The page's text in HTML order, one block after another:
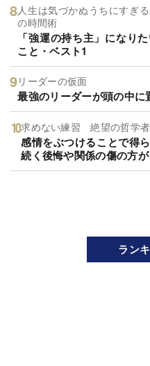
人生は気づかぬうちにすぎ
の時間術
「強運の持ち主」になり
こと・ベスト1
リーダーの仮面
最強のリーダーが頭の中に
求めない練習 絶望の哲学
感情をぶつけることで得
続く後悔や関係の傷の方
ラン